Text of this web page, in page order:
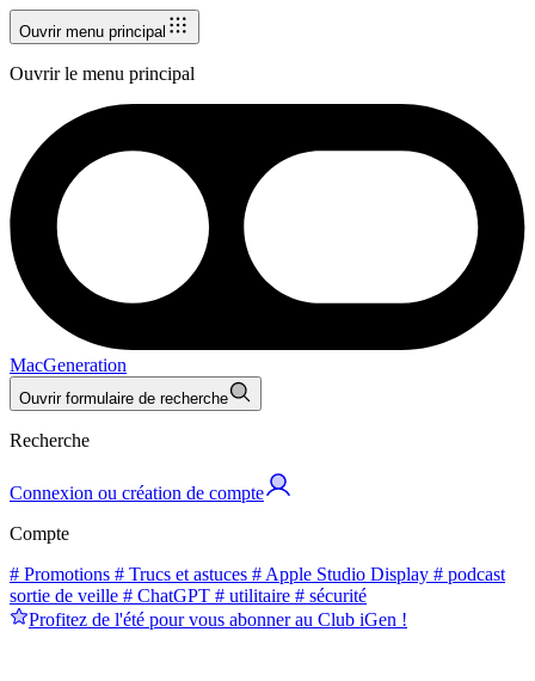
Ouvrir menu principal
Ouvrir le menu principal
MacGeneration
Ouvrir formulaire de recherche
Recherche
Connexion ou création de compte
Compte
# Promotions # Trucs et astuces # Apple Studio Display # podcast
sortie de veille # ChatGPT # utilitaire # sécurité
Profitez de l'été pour vous abonner au Club iGen !